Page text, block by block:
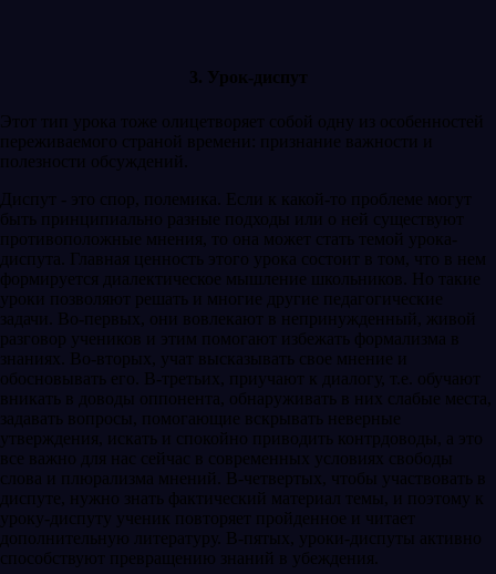
3. Урок-диспут
Этот тип урока тоже олицетворяет собой одну из особенностей
переживаемого страной времени: признание важности и
полезности обсуждений.
Диспут - это спор, полемика. Если к какой-то проблеме могут
быть принципиально разные подходы или о ней существуют
противоположные мнения, то она может стать темой урока-
диспута. Главная ценность этого урока состоит в том, что в нем
формируется диалектическое мышление школьников. Но такие
уроки позволяют решать и многие другие педагогические
задачи. Во-первых, они вовлекают в непринужденный, живой
разговор учеников и этим помогают избежать формализма в
знаниях. Во-вторых, учат высказывать свое мнение и
обосновывать его. В-третьих, приучают к диалогу, т.е. обучают
вникать в доводы оппонента, обнаруживать в них слабые места,
задавать вопросы, помогающие вскрывать неверные
утверждения, искать и спокойно приводить контрдоводы, а это
все важно для нас сейчас в современных условиях свободы
слова и плюрализма мнений. В-четвертых, чтобы участвовать в
диспуте, нужно знать фактический материал темы, и поэтому к
уроку-диспуту ученик повторяет пройденное и читает
дополнительную литературу. В-пятых, уроки-диспуты активно
способствуют превращению знаний в убеждения.